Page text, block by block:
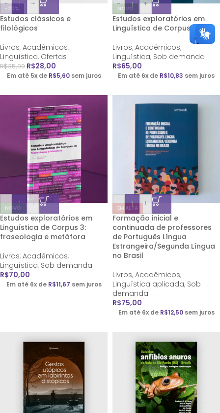
-20%
-
+
Estudos clássicos e
filológicos
Livros, Acadêmicos,
Linguística, Ofertas
R$35,00 R$28,00
Em até 5x de R$5,60 sem juros
NOVO
-
+
Estudos exploratórios em
Linguística de Corpus
Livros, Acadêmicos,
Linguística, Sob demanda
R$65,00
Em até 6x de R$10,83 sem juros
NOVO
-
+
Estudos exploratórios em
Linguística de Corpus 3:
fraseologia e metáfora
Livros, Acadêmicos,
Linguística, Sob demanda
R$70,00
Em até 6x de R$11,67 sem juros
EM ALTA
-
+
Formação inicial e
continuada de professores
de Português Língua
Estrangeira/Segunda Língua
no Brasil
Livros, Acadêmicos,
Linguística aplicada, Sob
demanda
R$75,00
Em até 6x de R$12,50 sem juros